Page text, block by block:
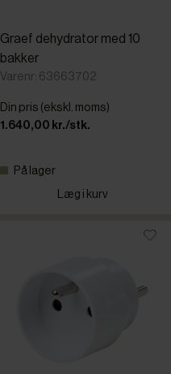
Graef dehydrator med 10
bakker
Varenr: 63663702
Din pris (ekskl. moms)
1.640,00 kr./stk.
På lager
Læg i kurv